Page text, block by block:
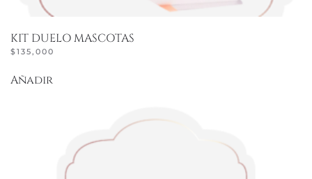
KIT DUELO MASCOTAS
$135,000
Añadir